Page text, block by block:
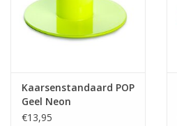
Kaarsenstandaard POP
Geel Neon
€13,95